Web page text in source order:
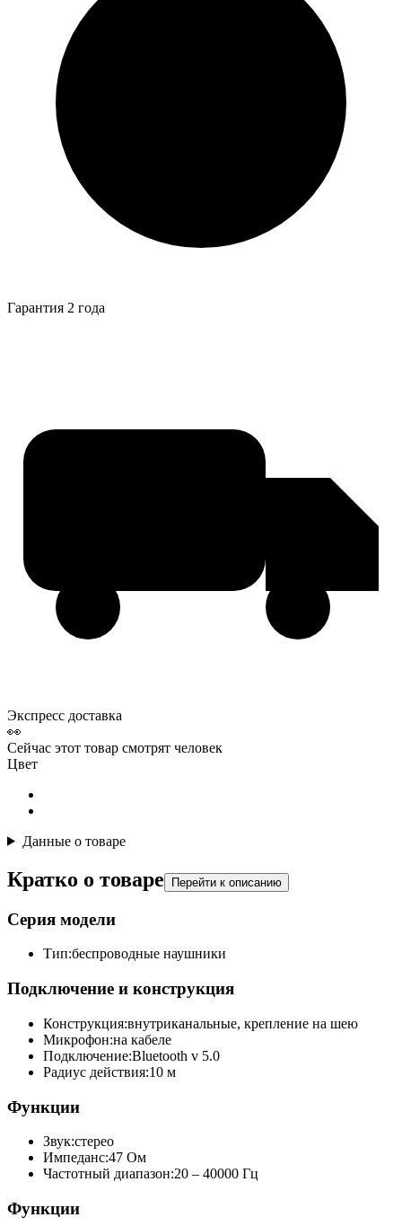
Гарантия 2 года
Экспресс доставка
👀
Сейчас этот товар смотрят человек
Цвет
Данные о товаре
Кратко о товаре Перейти к описанию
Серия модели
Тип:беспроводные наушники
Подключение и конструкция
Конструкция:внутриканальные, крепление на шею
Микрофон:на кабеле
Подключение:Bluetooth v 5.0
Радиус действия:10 м
Функции
Звук:стерео
Импеданс:47 Ом
Частотный диапазон:20 – 40000 Гц
Функции